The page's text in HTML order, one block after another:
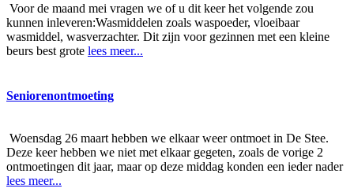
Voor de maand mei vragen we of u dit keer het volgende zou
kunnen inleveren:Wasmiddelen zoals waspoeder, vloeibaar
wasmiddel, wasverzachter. Dit zijn voor gezinnen met een kleine
beurs best grote lees meer...
Seniorenontmoeting
Woensdag 26 maart hebben we elkaar weer ontmoet in De Stee.
Deze keer hebben we niet met elkaar gegeten, zoals de vorige 2
ontmoetingen dit jaar, maar op deze middag konden een ieder nader
lees meer...